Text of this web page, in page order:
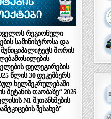
რეგიონული
სამინისტროსა და
შორის
დელეგირების
წლის 30 დეკემბერს
ხელშეკრულებაში
შეტანის თაობაზე“ 2026
N1 შეთანხმების
შესახებ”